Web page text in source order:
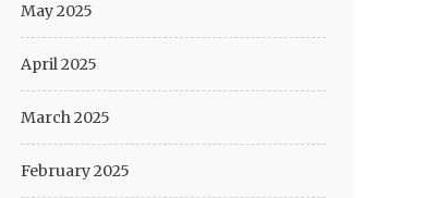
May 2025
April 2025
March 2025
February 2025